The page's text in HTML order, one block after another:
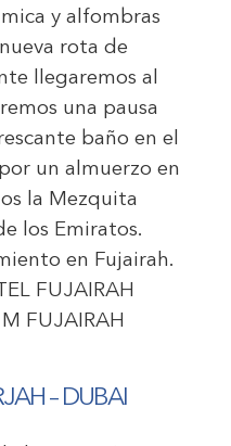
y alfombras
rota de
llegaremos al
una pausa
baño en el
un almuerzo en
la Mezquita
los Emiratos.
en Fujairah.
FUJAIRAH
FUJAIRAH
– DUBAI